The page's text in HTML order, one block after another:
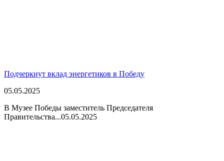
Подчеркнут вклад энергетиков в Победу
05.05.2025
В Музее Победы заместитель Председателя
Правительства...05.05.2025